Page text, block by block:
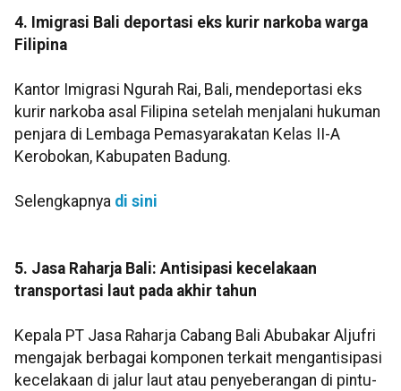
4. Imigrasi Bali deportasi eks kurir narkoba warga
Filipina
Kantor Imigrasi Ngurah Rai, Bali, mendeportasi eks
kurir narkoba asal Filipina setelah menjalani hukuman
penjara di Lembaga Pemasyarakatan Kelas II-A
Kerobokan, Kabupaten Badung.
Selengkapnya di sini
5. Jasa Raharja Bali: Antisipasi kecelakaan
transportasi laut pada akhir tahun
Kepala PT Jasa Raharja Cabang Bali Abubakar Aljufri
mengajak berbagai komponen terkait mengantisipasi
kecelakaan di jalur laut atau penyeberangan di pintu-